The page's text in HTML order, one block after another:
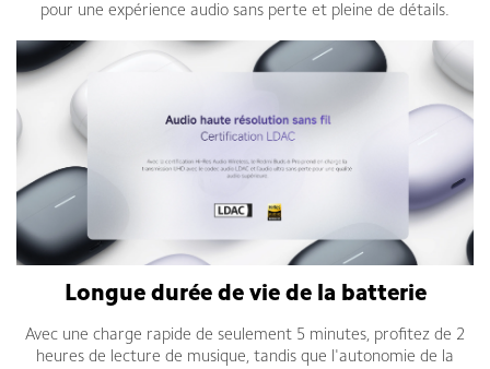
pour une expérience audio sans perte et pleine de détails.
Longue durée de vie de la batterie
Avec une charge rapide de seulement 5 minutes, profitez de 2
heures de lecture de musique, tandis que l'autonomie de la